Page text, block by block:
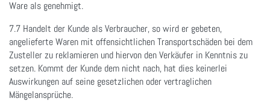
Ware als genehmigt.
7.7 Handelt der Kunde als Verbraucher, so wird er gebeten,
angelieferte Waren mit offensichtlichen Transportschäden bei dem
Zusteller zu reklamieren und hiervon den Verkäufer in Kenntnis zu
setzen. Kommt der Kunde dem nicht nach, hat dies keinerlei
Auswirkungen auf seine gesetzlichen oder vertraglichen
Mängelansprüche.